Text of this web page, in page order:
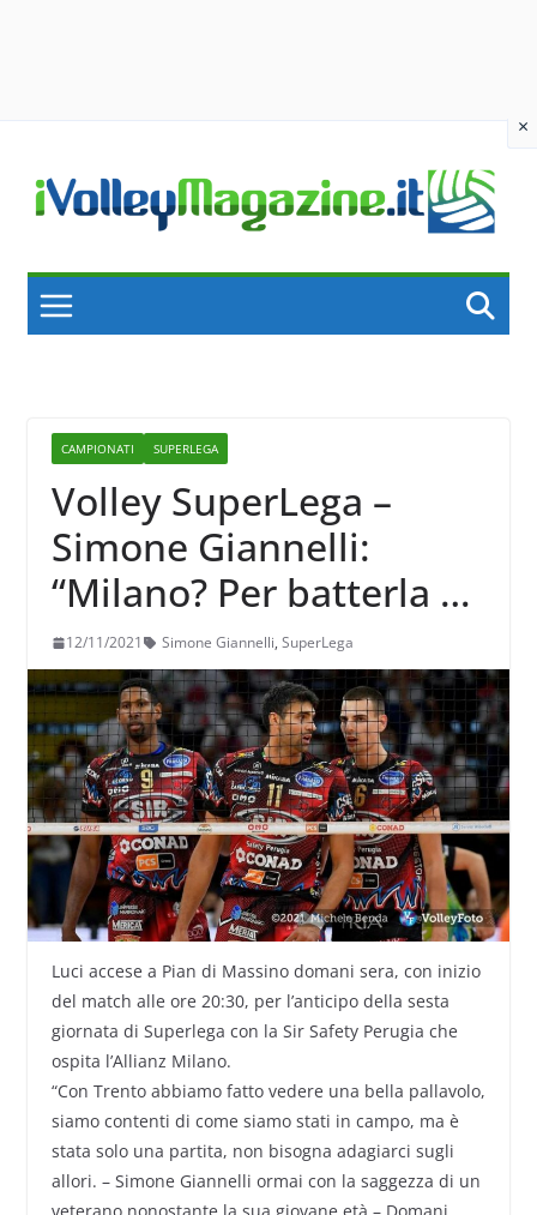
×
content
CAMPIONATI SUPERLEGA
Volley SuperLega –
Simone Giannelli:
“Milano? Per batterla ci
vorrà pazienza in tutte
le situazioni”
12/11/2021 Simone Giannelli, SuperLega
Luci accese a Pian di Massino domani sera, con inizio
del match alle ore 20:30, per l’anticipo della sesta
giornata di Superlega con la Sir Safety Perugia che
ospita l’Allianz Milano.
“Con Trento abbiamo fatto vedere una bella pallavolo,
siamo contenti di come siamo stati in campo, ma è
stata solo una partita, non bisogna adagiarci sugli
allori. – Simone Giannelli ormai con la saggezza di un
veterano nonostante la sua giovane età – Domani